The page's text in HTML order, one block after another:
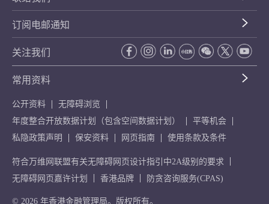
订阅电邮通知
关注我们
常用资料
公开资料
无障碍浏览
年度整合开放数据计划（包含空间数据计划）
平等机会
私隐政策声明
保安资料 网页指南 使用条款及条件
符合万维网联盟有关无障碍网页设计指引中2A级别的要求
无障碍网页嘉许计划
香港品牌 防贪咨询服务(CPAS)
© 2026 年香港金融管理局。版权所有。